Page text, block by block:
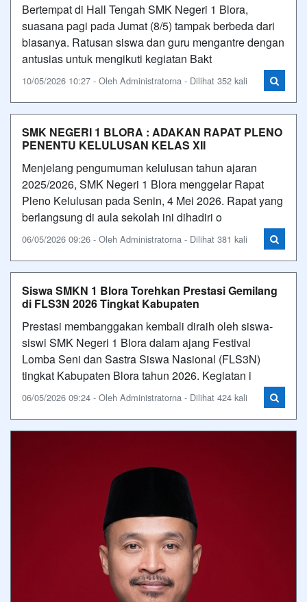
Bertempat di Hall Tengah SMK Negeri 1 Blora,
suasana pagi pada Jumat (8/5) tampak berbeda dari
biasanya. Ratusan siswa dan guru mengantre dengan
antusias untuk mengikuti kegiatan Bakt
10/05/2026 10:27 - Oleh Administratorna - Dilihat 352 kali
SMK NEGERI 1 BLORA : ADAKAN RAPAT PLENO
PENENTU KELULUSAN KELAS XII
Menjelang pengumuman kelulusan tahun ajaran
2025/2026, SMK Negeri 1 Blora menggelar Rapat
Pleno Kelulusan pada Senin, 4 Mei 2026. Rapat yang
berlangsung di aula sekolah ini dihadiri o
06/05/2026 09:26 - Oleh Administratorna - Dilihat 381 kali
Siswa SMKN 1 Blora Torehkan Prestasi Gemilang
di FLS3N 2026 Tingkat Kabupaten
Prestasi membanggakan kembali diraih oleh siswa-
siswi SMK Negeri 1 Blora dalam ajang Festival
Lomba Seni dan Sastra Siswa Nasional (FLS3N)
tingkat Kabupaten Blora tahun 2026. Kegiatan i
06/05/2026 09:24 - Oleh Administratorna - Dilihat 424 kali